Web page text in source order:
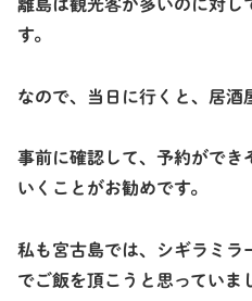
離島は観光客が多いのに対し
す。
なので、当日に行くと、居酒
事前に確認して、予約ができ
いくことがお勧めです。
私も宮古島では、シギラミラ
でご飯を頂こうと思っていま